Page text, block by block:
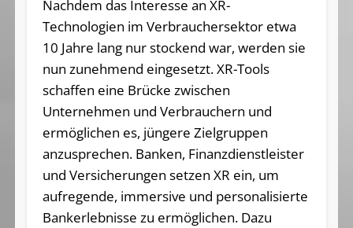
Nachdem das Interesse an XR-
Technologien im Verbrauchersektor etwa
10 Jahre lang nur stockend war, werden sie
nun zunehmend eingesetzt. XR-Tools
schaffen eine Brücke zwischen
Unternehmen und Verbrauchern und
ermöglichen es, jüngere Zielgruppen
anzusprechen. Banken, Finanzdienstleister
und Versicherungen setzen XR ein, um
aufregende, immersive und personalisierte
Bankerlebnisse zu ermöglichen. Dazu